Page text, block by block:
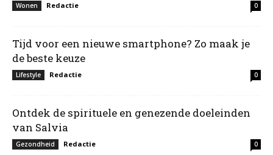
Wonen Redactie 0
Tijd voor een nieuwe smartphone? Zo maak je
de beste keuze
Lifestyle Redactie 0
Ontdek de spirituele en genezende doeleinden
van Salvia
Gezondheid Redactie 0